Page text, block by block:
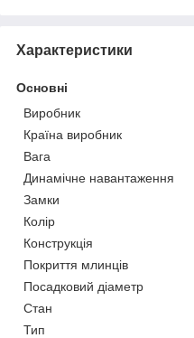
Характеристики
Основні
Виробник
Країна виробник
Вага
Динамічне навантаження
Замки
Колір
Конструкція
Покриття млинців
Посадковий діаметр
Стан
Тип